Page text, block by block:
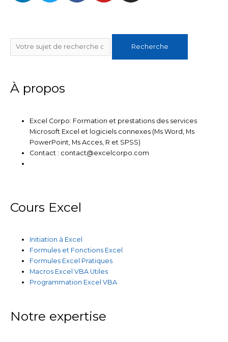
d
i
e
r
o
o
b
e
a
g
r
Rechercher
Recherche
À propos
Excel Corpo: Formation et prestations des services
Microsoft Excel et logiciels connexes (Ms Word, Ms
PowerPoint, Ms Acces, R et SPSS)
Contact : contact@excelcorpo.com
Cours Excel
Initiation à Excel
Formules et Fonctions Excel
Formules Excel Pratiques
Macros Excel VBA Utiles
Programmation Excel VBA
Notre expertise